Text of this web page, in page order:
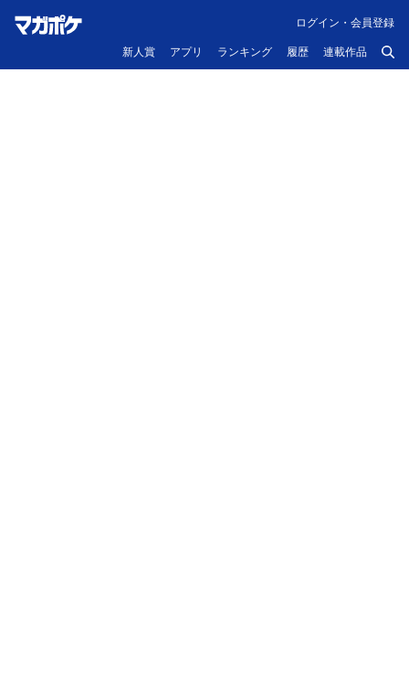
新人賞 アプリ ランキング 履歴 連載作品
ログイン・会員登録